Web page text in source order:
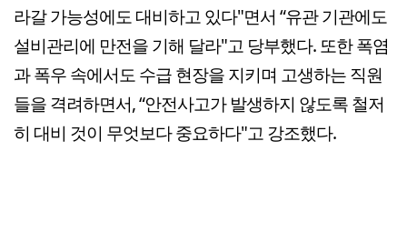
라갈 가능성에도 대비하고 있다"면서 “유관 기관에도
설비관리에 만전을 기해 달라"고 당부했다. 또한 폭염
과 폭우 속에서도 수급 현장을 지키며 고생하는 직원
들을 격려하면서, “안전사고가 발생하지 않도록 철저
히 대비 것이 무엇보다 중요하다"고 강조했다.